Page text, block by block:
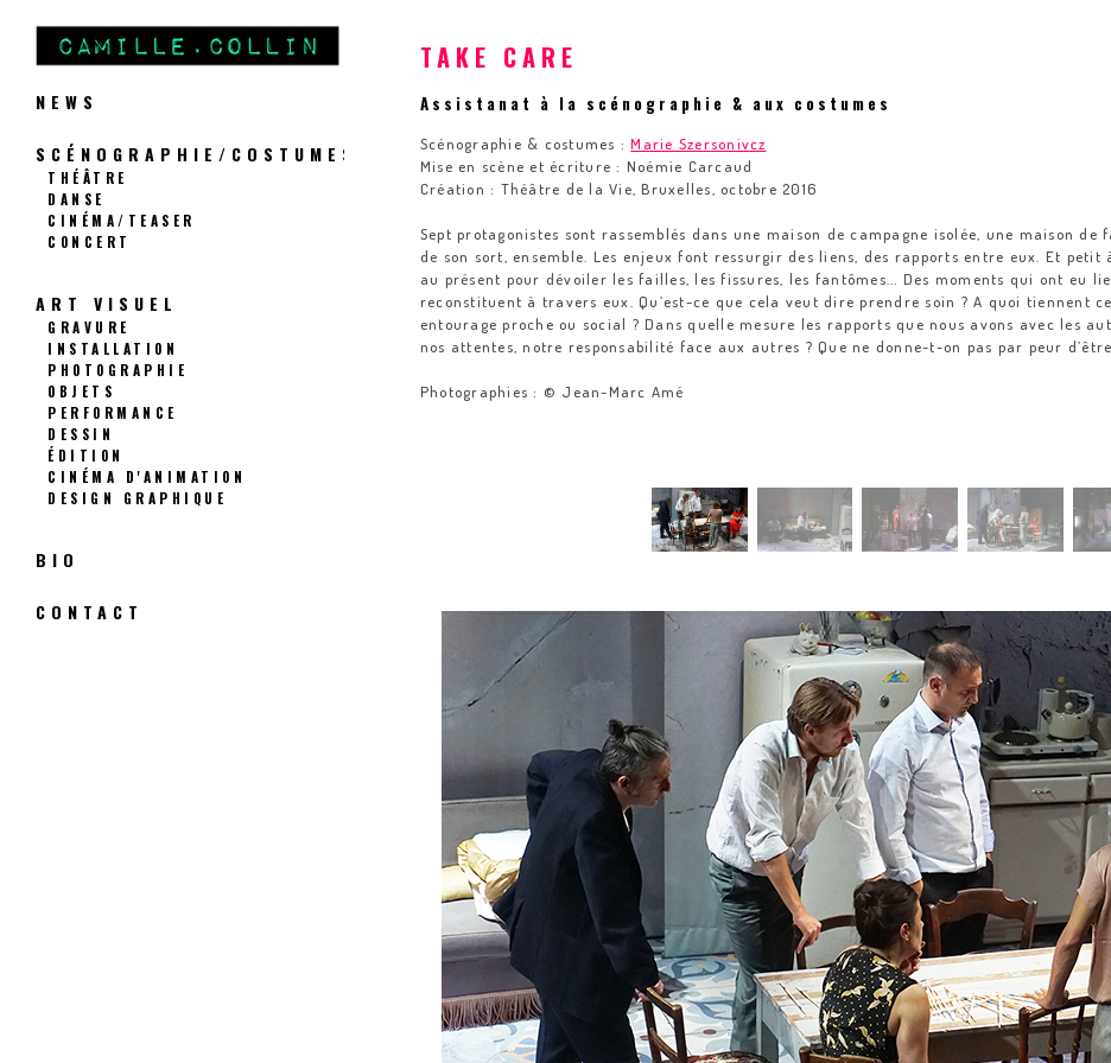
NEWS
SCÉNOGRAPHIE/COSTUMES
THÉÂTRE
DANSE
CINÉMA/TEASER
CONCERT
ART VISUEL
GRAVURE
INSTALLATION
PHOTOGRAPHIE
OBJETS
PERFORMANCE
DESSIN
ÉDITION
CINÉMA D'ANIMATION
DESIGN GRAPHIQUE
BIO
CONTACT
TAKE CARE
Assistanat à la scénographie & aux costumes
Scénographie & costumes :Marie Szersonivcz
Mise en scène et écriture : Noémie Carcaud
Création : Théâtre de la Vie, Bruxelles, octobre 2016
Sept protagonistes sont rassemblés dans une maison de campagne isolée, une maison
de son sort, ensemble. Les enjeux font ressurgir des liens, des rapports entre eux. Et
au présent pour dévoiler les failles, les fissures, les fantômes... Des moments qui ont eu
reconstituent à travers eux. Qu’est-ce que cela veut dire prendre soin ? A quoi tiennent
entourage proche ou social ? Dans quelle mesure les rapports que nous avons avec les
nos attentes, notre responsabilité face aux autres ? Que ne donne-t-on pas par peur
Photographies : © Jean-Marc Amé